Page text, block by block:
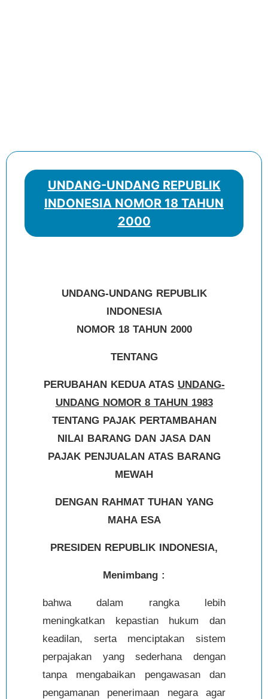
UNDANG-UNDANG REPUBLIK
INDONESIA NOMOR 18 TAHUN
2000
UNDANG-UNDANG REPUBLIK
INDONESIA
NOMOR 18 TAHUN 2000
TENTANG
PERUBAHAN KEDUA ATAS UNDANG-
UNDANG NOMOR 8 TAHUN 1983
TENTANG PAJAK PERTAMBAHAN
NILAI BARANG DAN JASA DAN
PAJAK PENJUALAN ATAS BARANG
MEWAH
DENGAN RAHMAT TUHAN YANG
MAHA ESA
PRESIDEN REPUBLIK INDONESIA,
Menimbang :
bahwa dalam rangka lebih
meningkatkan kepastian hukum dan
keadilan, serta menciptakan sistem
perpajakan yang sederhana dengan
tanpa mengabaikan pengawasan dan
pengamanan penerimaan negara agar